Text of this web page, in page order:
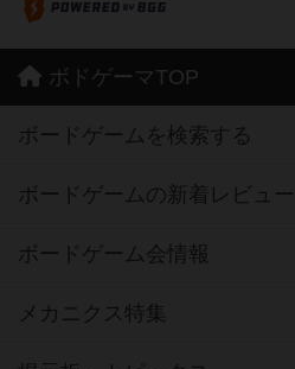
ボドゲーマTOP
ボードゲームを検索する
ボードゲームの新着レビュー
ボードゲーム会情報
メカニクス特集